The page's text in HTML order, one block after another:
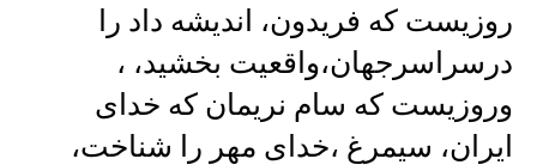
روزیست که فریدون، اندیشه داد را
درسراسرجهان،واقعیت بخشید، ،
وروزیست که سام نریمان که خدای
ایران، سیمرغ ،خدای مهر را شناخت،